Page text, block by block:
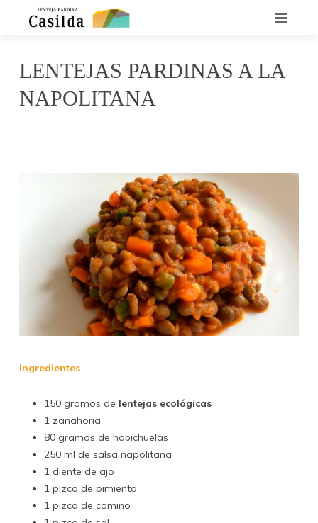
DÓNDE ENCONTRARNOS
NOTICIAS
LENTEJAS PARDINAS A LA
NAPOLITANA
Ingredientes
150 gramos de lentejas ecológicas
1 zanahoria
80 gramos de habichuelas
250 ml de salsa napolitana
1 diente de ajo
1 pizca de pimienta
1 pizca de comino